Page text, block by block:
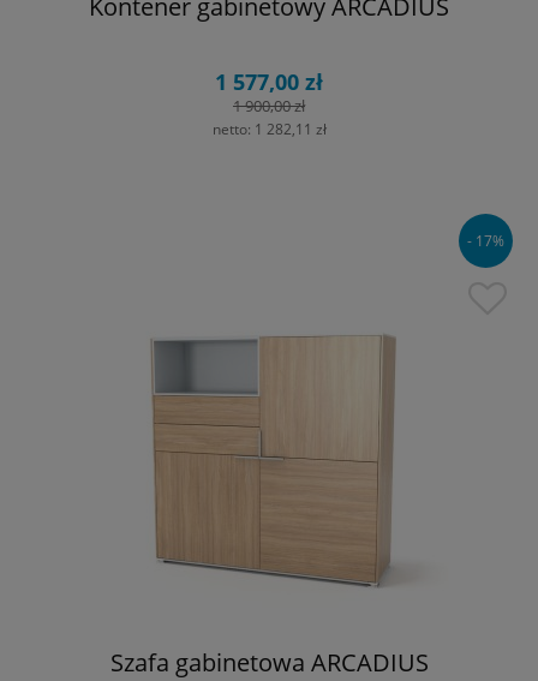
Kontener gabinetowy ARCADIUS
1 577,00 zł
1 900,00 zł
netto: 1 282,11 zł
Szafa gabinetowa ARCADIUS
- 17%